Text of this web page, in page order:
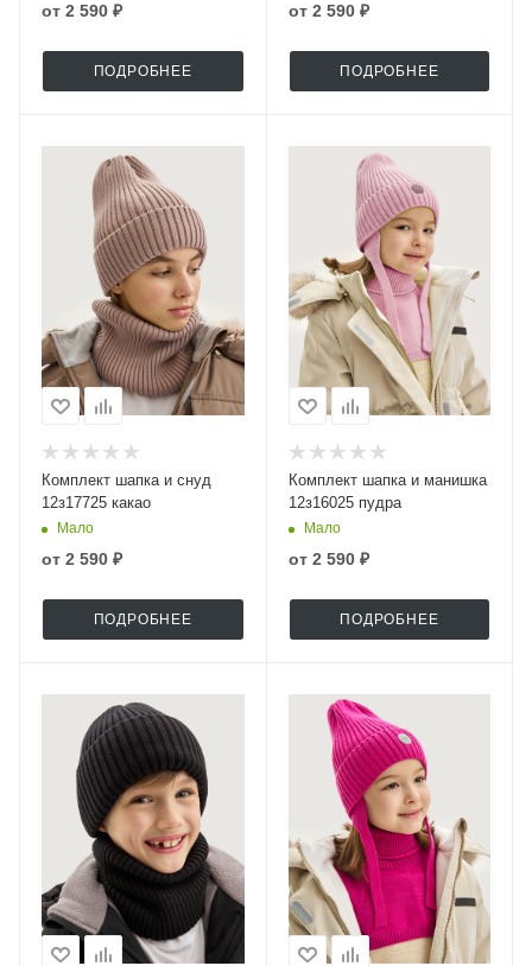
от 2 590 ₽
ПОДРОБНЕЕ
от 2 590 ₽
ПОДРОБНЕЕ
Комплект шапка и снуд
12з17725 какао
Мало
от 2 590 ₽
ПОДРОБНЕЕ
Комплект шапка и манишка
12з16025 пудра
Мало
от 2 590 ₽
ПОДРОБНЕЕ